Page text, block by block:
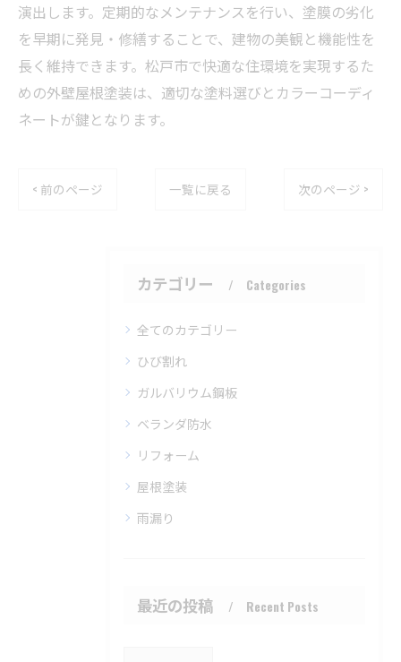
演出します。定期的なメンテナンスを行い、塗膜の劣化
を早期に発見・修繕することで、建物の美観と機能性を
長く維持できます。松戸市で快適な住環境を実現するた
めの外壁屋根塗装は、適切な塗料選びとカラーコーディ
ネートが鍵となります。
< 前のページ 一覧に戻る 次のページ >
カテゴリー Categories
全てのカテゴリー
ひび割れ
ガルバリウム鋼板
ベランダ防水
リフォーム
屋根塗装
雨漏り
最近の投稿 Recent Posts